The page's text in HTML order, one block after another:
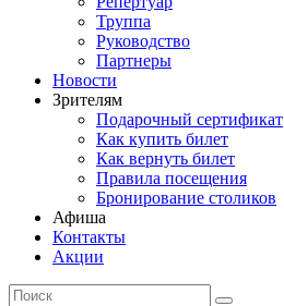
Труппа
Руководство
Партнеры
Новости
Зрителям
Подарочный сертификат
Как купить билет
Как вернуть билет
Правила посещения
Бронирование столиков
Афиша
Контакты
Акции